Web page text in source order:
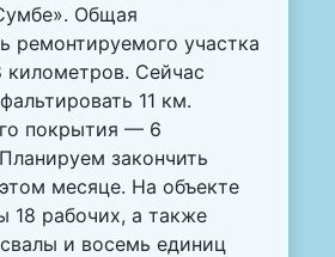
Общая
ремонтируемого участка
километров. Сейчас
11 км.
покрытия — 6
закончить
месяце. На объекте
18 рабочих, а также
и восемь единиц